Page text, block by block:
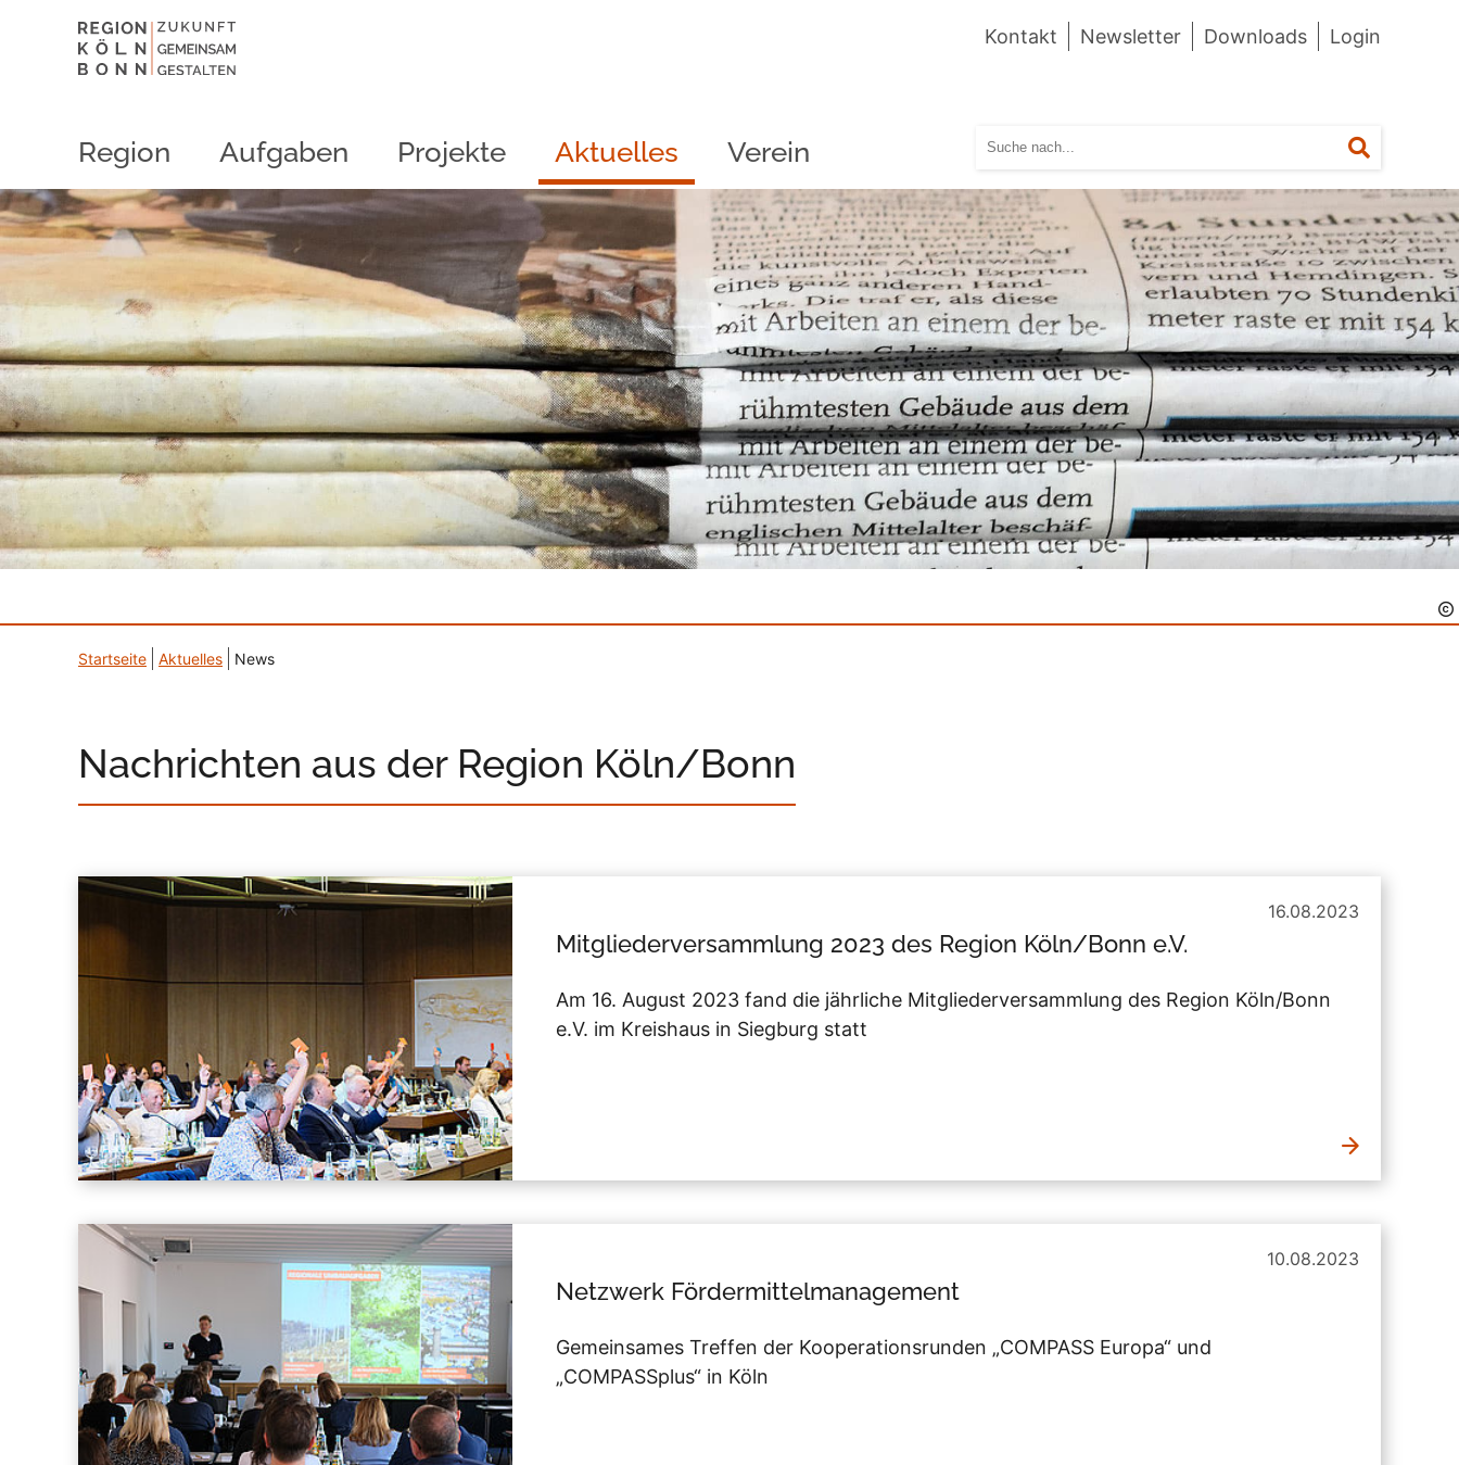
Kontakt Newsletter Downloads Login
Region Aufgaben Projekte Aktuelles Verein Suchen
Startseite Aktuelles News
Nachrichten aus der Region Köln/Bonn
16.08.2023
Mitgliederversammlung 2023 des Region Köln/Bonn e.V.
Am 16. August 2023 fand die jährliche Mitgliederversammlung des Region Köln/Bonn
e.V. im Kreishaus in Siegburg statt
10.08.2023
Netzwerk Fördermittelmanagement
Gemeinsames Treffen der Kooperationsrunden „COMPASS Europa“ und
„COMPASSplus“ in Köln